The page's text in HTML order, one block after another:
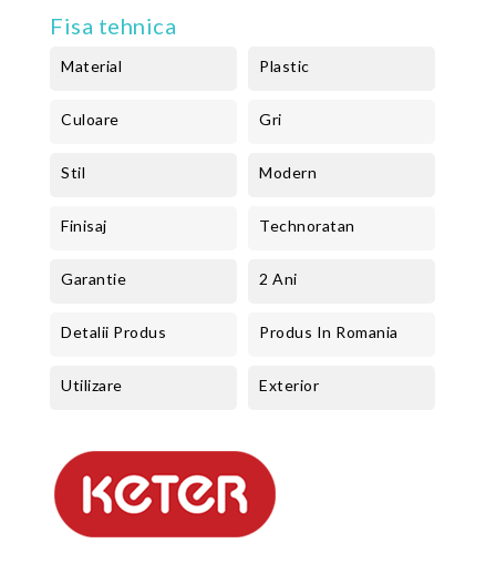
Fisa tehnica
Material Plastic
Culoare Gri
Stil Modern
Finisaj Technoratan
Garantie 2 Ani
Detalii Produs Produs In Romania
Utilizare Exterior